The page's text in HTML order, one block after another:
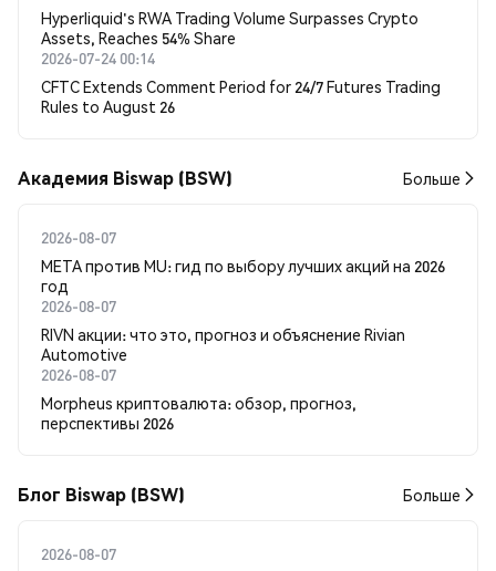
Hyperliquid's RWA Trading Volume Surpasses Crypto
Assets, Reaches 54% Share
2026-07-24 00:14
CFTC Extends Comment Period for 24/7 Futures Trading
Rules to August 26
Академия Biswap (BSW) Больше
2026-08-07
META против MU: гид по выбору лучших акций на 2026
год
2026-08-07
RIVN акции: что это, прогноз и объяснение Rivian
Automotive
2026-08-07
Morpheus криптовалюта: обзор, прогноз,
перспективы 2026
Блог Biswap (BSW) Больше
2026-08-07